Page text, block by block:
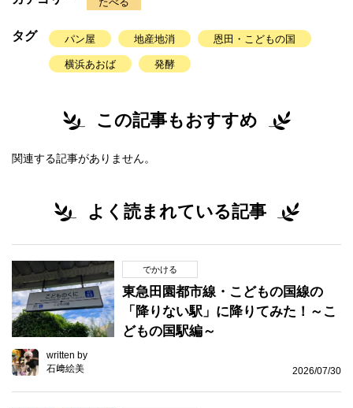
タグ パン屋 地産地消 恩田・こどもの国
横浜あおば 発酵
この記事もおすすめ
関連する記事がありません。
よく読まれている記事
でかける
東急田園都市線・こどもの国線の
「降りない駅」に降りてみた！～こ
どもの国駅編～
written by
石﨑絵美
2026/07/30